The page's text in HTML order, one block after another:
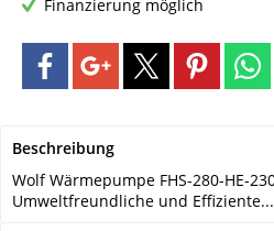
Finanzierung möglich
Beschreibung
Wolf Wärmepumpe FHS-280-HE-
Umweltfreundliche und Effiziente...